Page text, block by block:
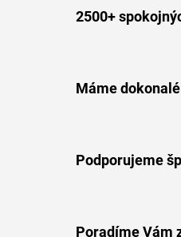
2500+
Máme
Podporujeme
Poradíme Vám